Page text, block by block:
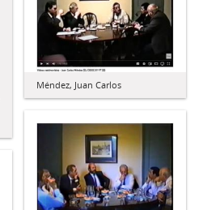
Méndez, Juan Carlos